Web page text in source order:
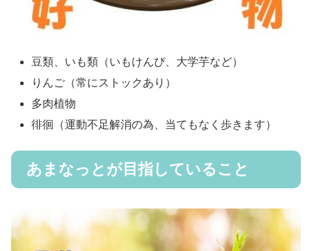
豆類、いも類（いもけんぴ、大学芋など）
りんご（常にストックあり）
多肉植物
徘徊（運動不足解消の為、当てもなく歩きます）
あまなっとが目指していること